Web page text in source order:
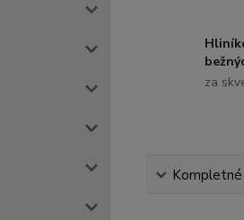
za
Kompletné